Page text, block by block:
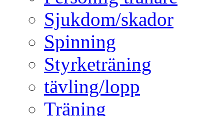
Sjukdom/skador
Spinning
Styrketräning
tävling/lopp
Träning